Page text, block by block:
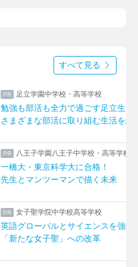
すべて見る
足立学園中学校・高等学校
勉強も部活も全力で過ごす足立生
さまざまな部活に取り組む生活を紹介
八王子学園八王子中学校・高等学校
一橋大・東京科学大に合格！
先生とマンツーマンで描く未来
女子聖学院中学校高等学校
英語グローバルとサイエンスを強化！
「新たな女子聖」への改革